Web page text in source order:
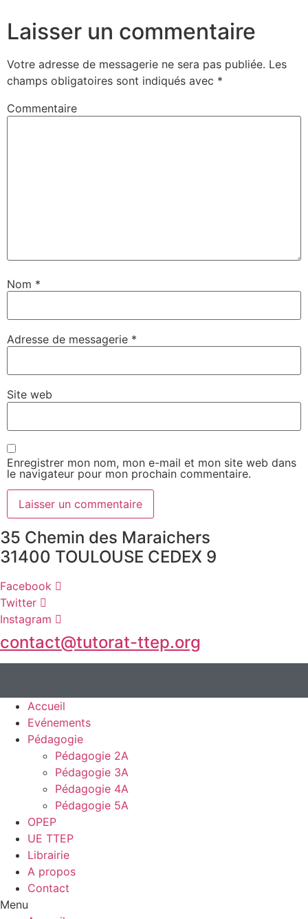
Laisser un commentaire
Votre adresse de messagerie ne sera pas publiée. Les
champs obligatoires sont indiqués avec *
Commentaire
Nom *
Adresse de messagerie *
Site web
Enregistrer mon nom, mon e-mail et mon site web dans
le navigateur pour mon prochain commentaire.
35 Chemin des Maraichers
31400 TOULOUSE CEDEX 9
Facebook
Twitter
Instagram
contact@tutorat-ttep.org
Accueil
Evénements
Pédagogie
Pédagogie 2A
Pédagogie 3A
Pédagogie 4A
Pédagogie 5A
OPEP
UE TTEP
Librairie
A propos
Contact
Menu